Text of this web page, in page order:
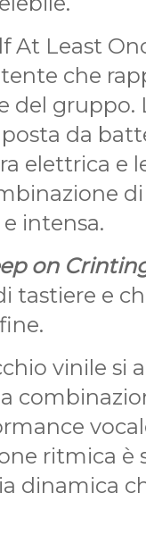
At Least
che
del
da
elettrica e
intensa.
on
tastiere e
vinile si
ritmica è
dinamica